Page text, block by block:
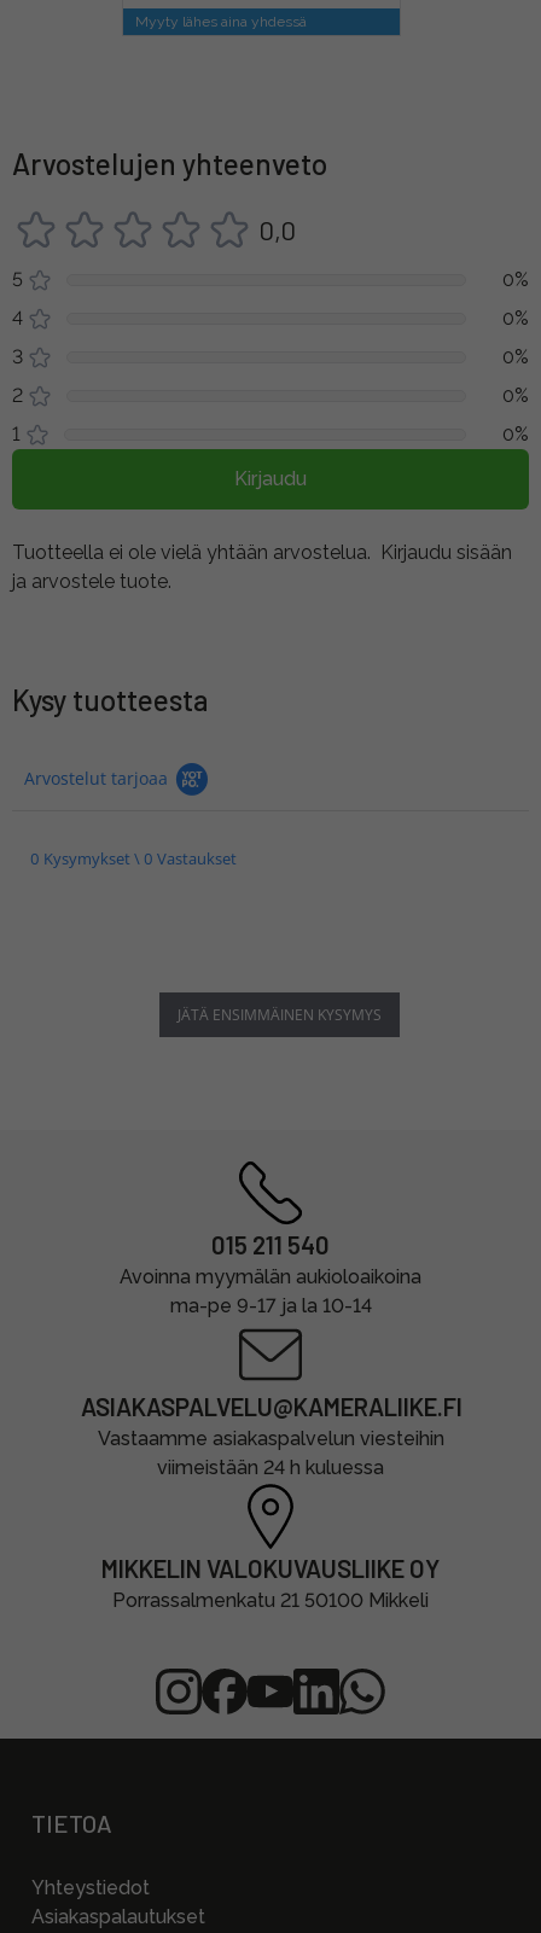
Myyty lähes aina yhdessä
Arvostelujen yhteenveto
0,0
5
0%
4
0%
3
0%
2
0%
1
0%
Kirjaudu
Tuotteella ei ole vielä yhtään arvostelua. Kirjaudu sisään
ja arvostele tuote.
Kysy tuotteesta
Arvostelut tarjoaa
0 Kysymykset \ 0 Vastaukset
JÄTÄ ENSIMMÄINEN KYSYMYS
015 211 540
Avoinna myymälän aukioloaikoina
ma-pe 9-17 ja la 10-14
ASIAKASPALVELU@KAMERALIIKE.FI
Vastaamme asiakaspalvelun viesteihin
viimeistään 24 h kuluessa
MIKKELIN VALOKUVAUSLIIKE OY
Porrassalmenkatu 21 50100 Mikkeli
TIETOA
Yhteystiedot
Asiakaspalautukset